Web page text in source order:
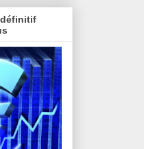
définitif